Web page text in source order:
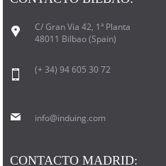
C/ Gran Via 42, 1ª Planta
48011 Bilbao (Spain)
(+ 34) 94 605 30 72
info@induing.com
CONTACTO MADRID: